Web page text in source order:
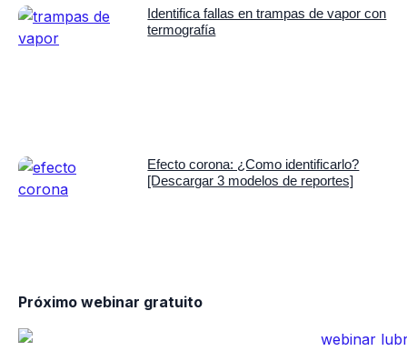
Identifica fallas en trampas de vapor con
termografía
Efecto corona: ¿Como identificarlo?
[Descargar 3 modelos de reportes]
Próximo webinar gratuito